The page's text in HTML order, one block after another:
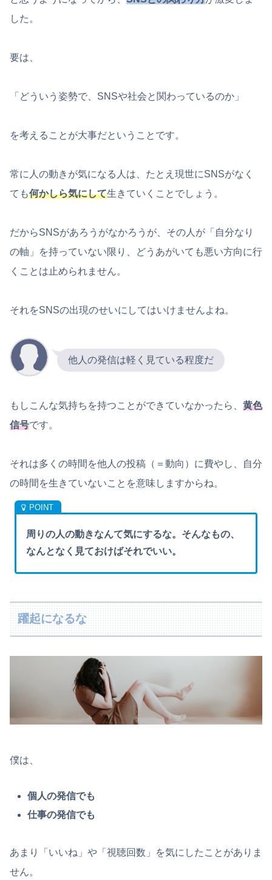
した。
要は、
「どういう姿勢で、SNSや社会と関わっているのか」
を考えることが大事だということです。
常に人の動きが気になる人は、たとえ現世にSNSがなく
ても何かしら気にして生きていくことでしょう。
だからSNSがあろうがなかろうが、その人が「自分なり
の軸」を持っていない限り、どうあがいても悪い方向に行
くことは止められません。
それをSNSの出現のせいにしてはいけませんよね。
他人の発信は軽く見ている程度だ
もしこんな気持ちを持つことができていなかったら、 黄色
信号です。
それは多くの時間を他人の投稿（＝動向）に費やし、自分
の時間を生きていないことを意味しますからね。
周りの人の動きなんて気にするな。そんなもの、
なんとなく見ておけばそれでいい。
躍起になるな
僕は、
個人の発信でも
仕事の発信でも
あまり「いいね」や「視聴回数」を気にしたことがありま
せん。